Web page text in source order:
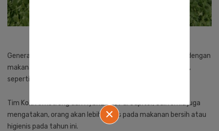
×
Generasi
dan Z diprediksi akan semakin tertarik dengan
makanan organik. Beberapa di antaranya seperti biji-bijian,
seperti biji chia, biji wijen, dan biji gandum.
Tim Koki Armstrong dari Hybrid Chef di Jupiter, California juga
mengatakan, orang akan lebih fokus pada makanan bersih atau
higienis pada tahun ini.